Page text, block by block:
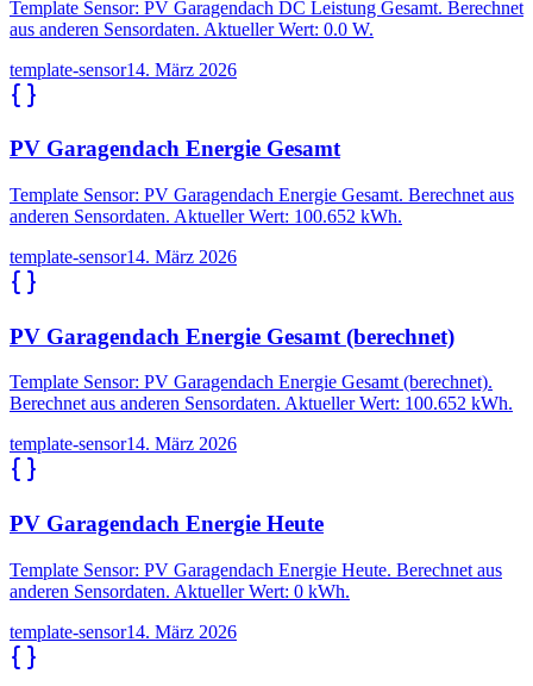
Template Sensor: PV Garagendach DC Leistung Gesamt. Berechnet
aus anderen Sensordaten. Aktueller Wert: 0.0 W.
template-sensor14. März 2026
PV Garagendach Energie Gesamt
Template Sensor: PV Garagendach Energie Gesamt. Berechnet aus
anderen Sensordaten. Aktueller Wert: 100.652 kWh.
template-sensor14. März 2026
PV Garagendach Energie Gesamt (berechnet)
Template Sensor: PV Garagendach Energie Gesamt (berechnet).
Berechnet aus anderen Sensordaten. Aktueller Wert: 100.652 kWh.
template-sensor14. März 2026
PV Garagendach Energie Heute
Template Sensor: PV Garagendach Energie Heute. Berechnet aus
anderen Sensordaten. Aktueller Wert: 0 kWh.
template-sensor14. März 2026